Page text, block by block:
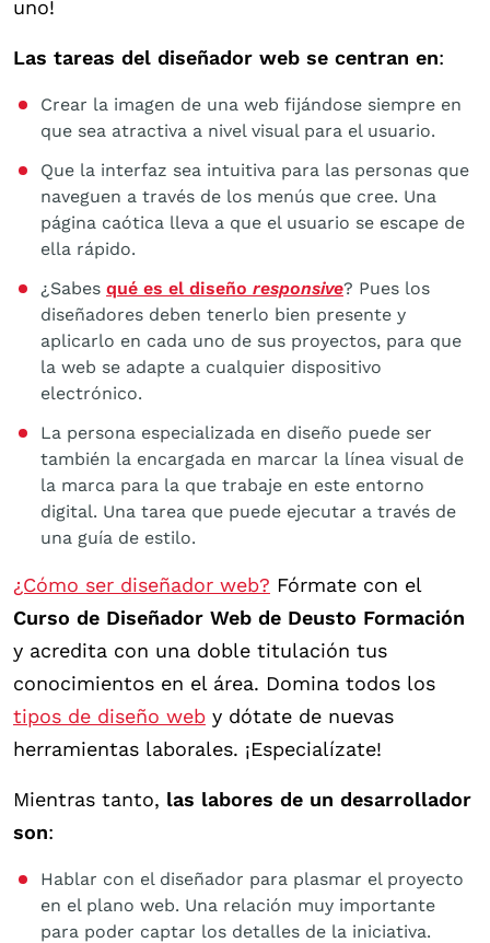
uno!
Las tareas del diseñador web se centran en:
Crear la imagen de una web fijándose siempre en
que sea atractiva a nivel visual para el usuario.
Que la interfaz sea intuitiva para las personas que
naveguen a través de los menús que cree. Una
página caótica lleva a que el usuario se escape de
ella rápido.
¿Sabes qué es el diseño responsive? Pues los
diseñadores deben tenerlo bien presente y
aplicarlo en cada uno de sus proyectos, para que
la web se adapte a cualquier dispositivo
electrónico.
La persona especializada en diseño puede ser
también la encargada en marcar la línea visual de
la marca para la que trabaje en este entorno
digital. Una tarea que puede ejecutar a través de
una guía de estilo.
¿Cómo ser diseñador web? Fórmate con el
Curso de Diseñador Web de Deusto Formación
y acredita con una doble titulación tus
conocimientos en el área. Domina todos los
tipos de diseño web y dótate de nuevas
herramientas laborales. ¡Especialízate!
Mientras tanto, las labores de un desarrollador
son:
Hablar con el diseñador para plasmar el proyecto
en el plano web. Una relación muy importante
para poder captar los detalles de la iniciativa.